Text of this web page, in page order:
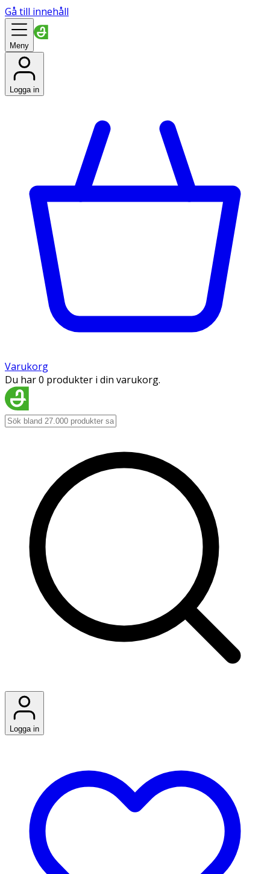
Gå till innehåll
Meny
Logga in
Varukorg
Du har 0 produkter i din varukorg.
Logga in